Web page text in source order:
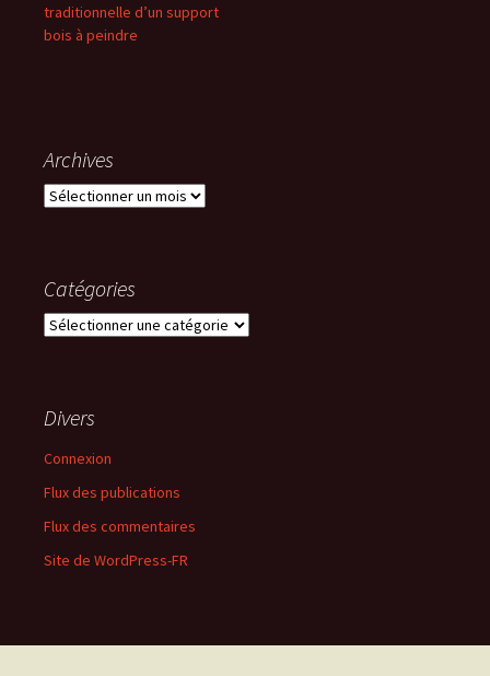
traditionnelle d’un support
bois à peindre
Archives
Archives
Catégories
Catégories
Divers
Connexion
Flux des publications
Flux des commentaires
Site de WordPress-FR